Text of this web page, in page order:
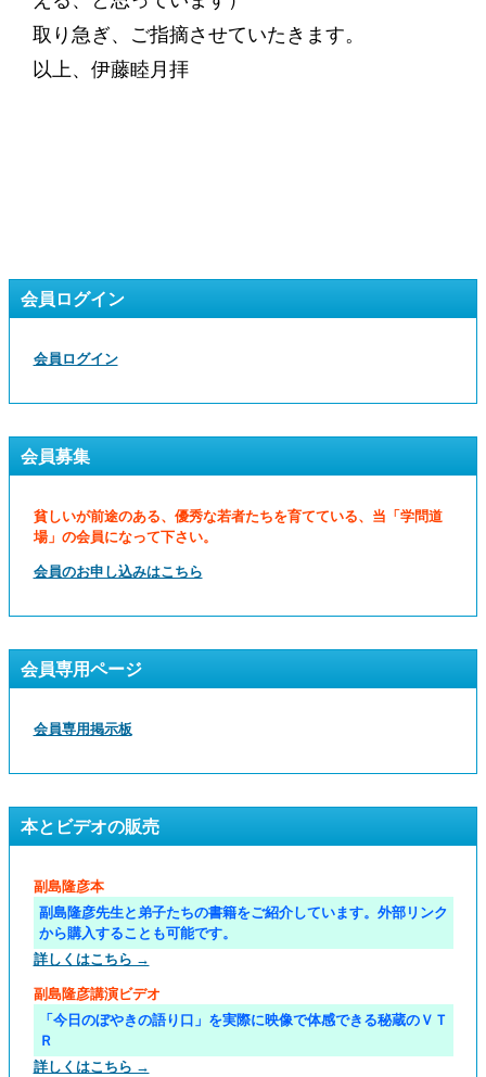
取り急ぎ、ご指摘させていたきます。
以上、伊藤睦月拝
会員ログイン
会員ログイン
会員募集
貧しいが前途のある、優秀な若者たちを育てている、当「学問道
場」の会員になって下さい。
会員のお申し込みはこちら
会員専用ページ
会員専用掲示板
本とビデオの販売
副島隆彦本
副島隆彦先生と弟子たちの書籍をご紹介しています。外部リンク
から購入することも可能です。
詳しくはこちら →
副島隆彦講演ビデオ
「今日のぼやきの語り口」を実際に映像で体感できる秘蔵のＶＴ
Ｒ
詳しくはこちら →